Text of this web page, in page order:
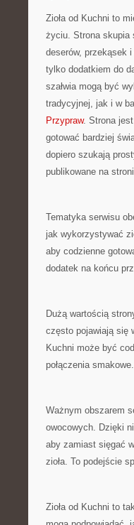
Zioła od Kuchni to
życiu. Strona skupia
deserów, przekąsek
tylko dodatkiem do
szałwia mogą być
tradycyjnej, jak i w
Przypraw. Strona
gotować bardziej
dopiero szukają
publikowane na
Tematyka serwisu
jak wykorzystywać
aby codzienne
dodatek na końcu
Dużą wartością
często pojawiają się
Kuchni może być
połączenia smakowe.
Ważnym obszarem
owocowych. Dzięki
aby zamiast sięgać
zioła. To podejście
Zioła od Kuchni to